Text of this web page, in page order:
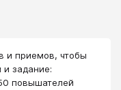
и приемов, чтобы
задание:
повышателей